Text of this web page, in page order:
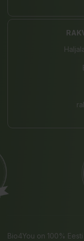
Bio4You on 100%